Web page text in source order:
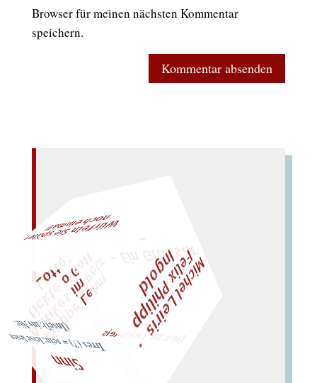
Browser für meinen nächsten Kommentar
speichern.
„
S
u
p
p
e
L
e
h
m
A
n
t
i
k
e
s
i
m
P
e
l
z
t
i
c
k
t
e
o
G
o
t
t
L
o
t
t
e
"
Sinn
Irres (?) = sein; leise lesen
(Insel): ins Nie. M
i
c
h
e
l
L
e
i
r
i
s
・
F
e
l
i
x
P
h
i
l
i
p
p
I
n
g
o
l
d
lies Sir Leiris leis
W
ürfeln Sie später
n
och einm
al!